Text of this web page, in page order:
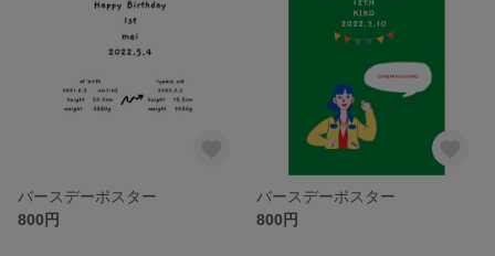
バースデーポスター
800円
バースデーポスター
800円